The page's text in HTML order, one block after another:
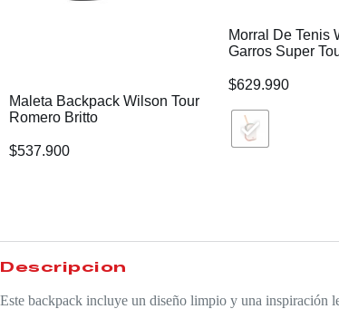
Maleta Backpack Wilson Tour
Romero Britto
$537.900
Morral De Tenis
Garros Super
$629.990
Descripción
Este backpack incluye un diseño limpio y una inspiración